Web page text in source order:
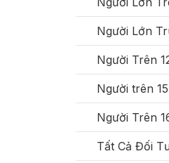
Người Lớn
Người Trên
Người trên
Người Trên
Tất Cả Đối